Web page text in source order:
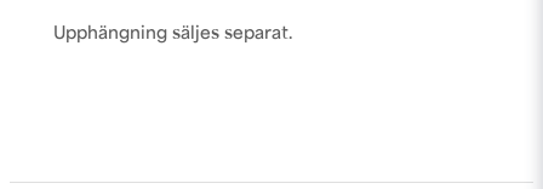
Upphängning säljes separat.